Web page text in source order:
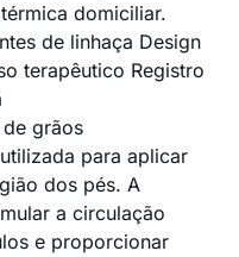
domiciliar.
de linhaça Design
terapêutico Registro
grãos
para aplicar
dos pés. A
a circulação
e proporcionar